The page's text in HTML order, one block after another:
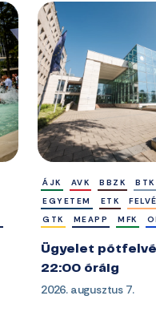
ÁJK AVK BBZK
BTK
EGYETEM
ETK
GTK
MEAPP MFK
Ügyelet
22:00 óráig
2026. augusztus 7.